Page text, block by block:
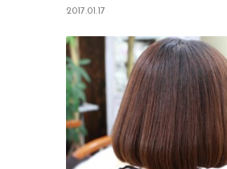
2017.01.17